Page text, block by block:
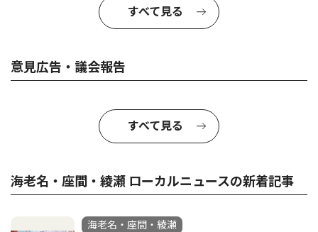
すべて見る
意見広告・議会報告
すべて見る
海老名・座間・綾瀬 ローカルニュースの新着記事
海老名・座間・綾瀬